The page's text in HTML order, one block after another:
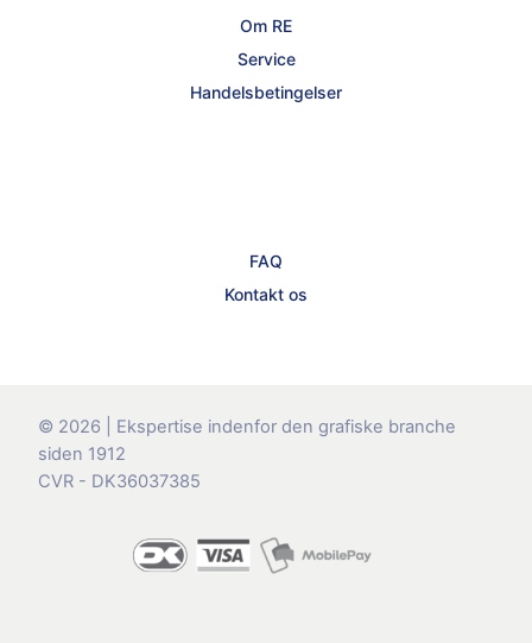
Om RE
Service
Handelsbetingelser
FAQ
Kontakt os
© 2026 | Ekspertise indenfor den grafiske branche
siden 1912
CVR - DK36037385